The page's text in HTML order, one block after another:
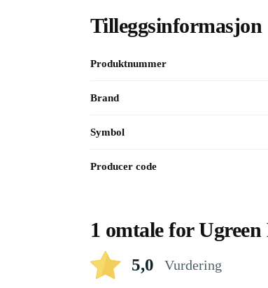
Tilleggsinformasjon
Produktnummer
Brand
Symbol
Producer code
1 omtale for
5,0 Vurdering